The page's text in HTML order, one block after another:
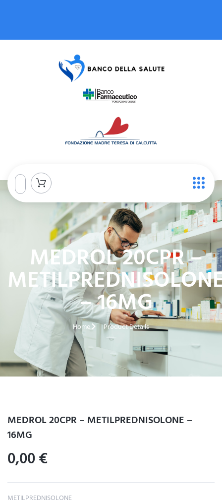
MEDROL 20CPR –
– 16MG
Home Product Details
MEDROL 20CPR – METILPREDNISOLONE –
16MG
0,00€
METILPREDNISOLONE